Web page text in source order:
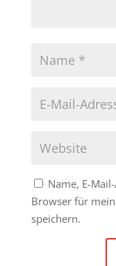
Name, E-
Browser für
speichern.